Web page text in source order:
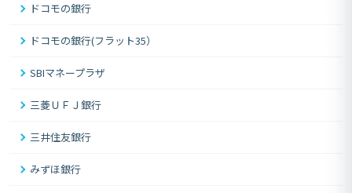
ドコモの銀行
ドコモの銀行(フラット35）
SBIマネープラザ
三菱ＵＦＪ銀行
三井住友銀行
みずほ銀行